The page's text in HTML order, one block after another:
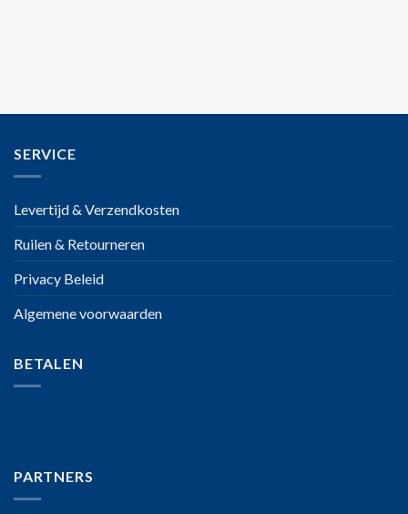
SERVICE
Levertijd & Verzendkosten
Ruilen & Retourneren
Privacy Beleid
Algemene voorwaarden
BETALEN
PARTNERS